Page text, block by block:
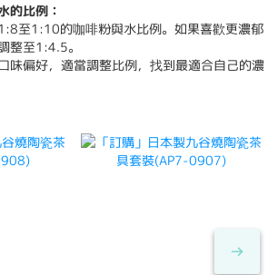
的比例：
至1:10的咖啡粉與水比例。如果喜歡更濃郁
整至1:4.5。
味偏好，適當調整比例，找到最適合自己的濃